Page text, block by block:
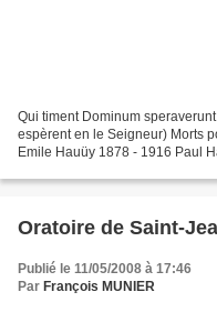
Qui timent Dominum
espèrent en le Seigneur) Morts
Emile Hauüy 1878 - 1916 Paul
Oratoire de Saint-
Publié le 11/05/2008 à 17:46
Par François MUNIER